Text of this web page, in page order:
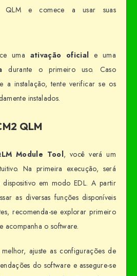
e comece a usar suas
uma ativação oficial e uma
durante o primeiro uso. Caso
a instalação, tente verificar se os
instalados.
QLM
Module Tool, você verá um
Na primeira execução, será
em modo EDL. A partir
as diversas funções disponíveis
recomenda-se explorar primeiro
acompanha o software.
ajuste as configurações de
do software e assegure-se